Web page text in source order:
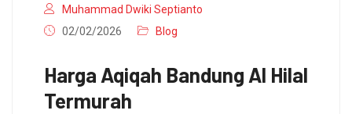
Muhammad Dwiki Septianto
02/02/2026
Blog
Harga Aqiqah Bandung Al Hilal
Termurah